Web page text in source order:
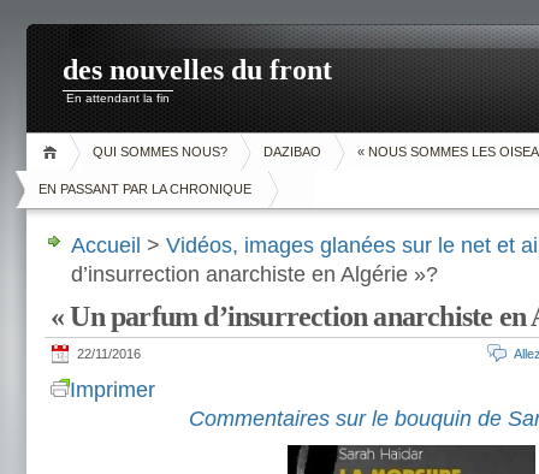
des nouvelles du front
En attendant la fin
QUI SOMMES NOUS? DAZIBAO « NOUS SOMMES LES
EN PASSANT PAR LA CHRONIQUE
Accueil > Vidéos, images glanées sur le net et
d’insurrection anarchiste en Algérie »?
« Un parfum d’insurrection anarchiste en
22/11/2016
Imprimer
Commentaires sur le bouquin de